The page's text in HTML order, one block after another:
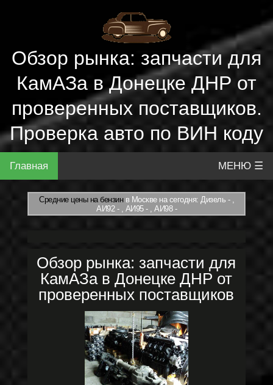
Обзор рынка: запчасти для
КамАЗа в Донецке ДНР от
проверенных поставщиков.
Проверка авто по ВИН коду
Главная МЕНЮ ☰
Средние цены на бензинв Москве на сегодня: Дизель - ,
АИ92 - , АИ95 - , АИ98 -
Обзор рынка: запчасти для
КамАЗа в Донецке ДНР от
проверенных поставщиков